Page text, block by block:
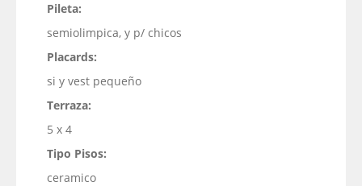
Pileta:
semiolimpica, y p/ chicos
Placards:
si y vest pequeño
Terraza:
5 x 4
Tipo Pisos:
ceramico